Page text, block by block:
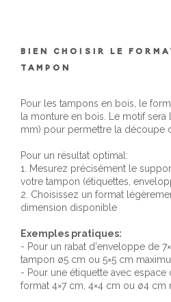
BIEN CHOISIR LE
TAMPON
Pour les tampons en bois, le
la monture en bois. Le motif sera
mm) pour permettre la découpe
Pour un résultat optimal:
1. Mesurez précisément le
votre tampon (étiquettes,
2. Choisissez un format
dimension disponible
Exemples pratiques:
- Pour un rabat d'enveloppe de
tampon ø5 cm ou 5×5 cm
- Pour une étiquette avec espace
format 4×7 cm, 4×4 cm ou ø4 cm